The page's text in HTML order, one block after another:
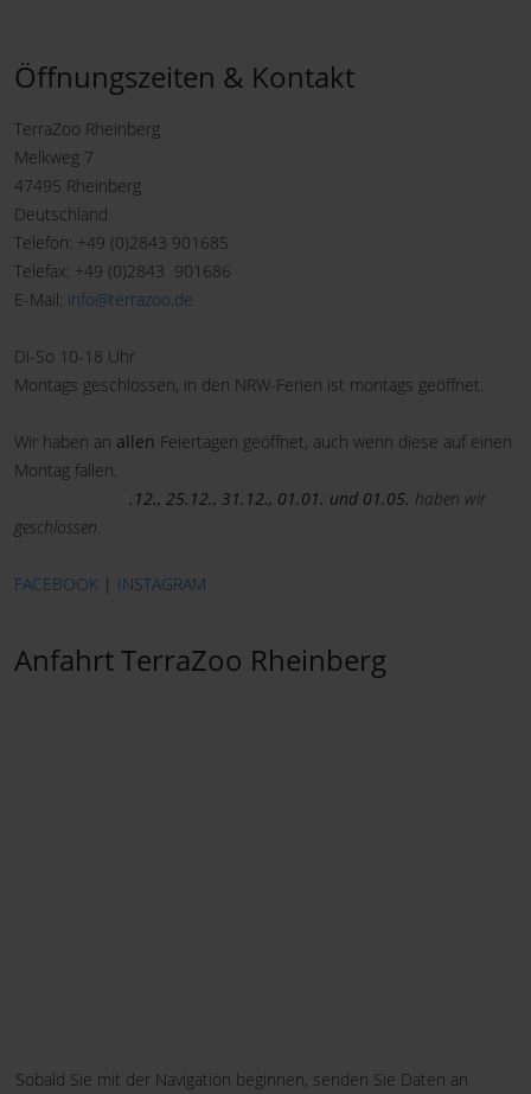
Öffnungszeiten & Kontakt
TerraZoo Rheinberg
Melkweg 7
47495 Rheinberg
Deutschland
Telefon: +49 (0)2843 901685
Telefax: +49 (0)2843 901686
E-Mail: info@terrazoo.de
Di-So 10-18 Uhr
Montags geschlossen, in den NRW-Ferien ist montags geöffnet.
Wir haben an allen Feiertagen geöffnet, auch wenn diese auf einen
Montag fallen.
.12., 25.12., 31.12., 01.01. und 01.05. haben wir
geschlossen
FACEBOOK | INSTAGRAM
Anfahrt TerraZoo Rheinberg
Sobald Sie mit der Navigation beginnen, senden Sie Daten an